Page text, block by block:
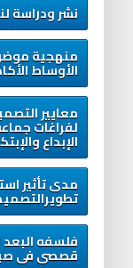
نشر ودراسة
منهجية
الأوساط
معايير
لفراغات
الإبداع
مدى تأثير
فلسفه
قصصى فى